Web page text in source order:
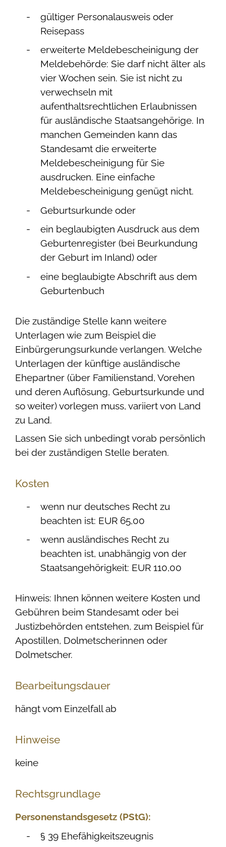
gültiger Personalausweis oder
Reisepass
erweiterte Meldebescheinigung der
Meldebehörde: Sie darf nicht älter als
vier Wochen sein. Sie ist nicht zu
verwechseln mit
aufenthaltsrechtlichen Erlaubnissen
für ausländische Staatsangehörige. In
manchen Gemeinden kann das
Standesamt die erweiterte
Meldebescheinigung für Sie
ausdrucken. Eine einfache
Meldebescheinigung genügt nicht.
Geburtsurkunde oder
ein beglaubigten Ausdruck aus dem
Geburtenregister (bei Beurkundung
der Geburt im Inland) oder
eine beglaubigte Abschrift aus dem
Geburtenbuch
Die zuständige Stelle kann weitere
Unterlagen wie zum Beispiel die
Einbürgerungsurkunde verlangen. Welche
Unterlagen der künftige ausländische
Ehepartner (über Familienstand, Vorehen
und deren Auflösung, Geburtsurkunde und
so weiter) vorlegen muss, variiert von Land
zu Land.
Lassen Sie sich unbedingt vorab persönlich
bei der zuständigen Stelle beraten.
Kosten
wenn nur deutsches Recht zu
beachten ist: EUR 65,00
wenn ausländisches Recht zu
beachten ist, unabhängig von der
Staatsangehörigkeit: EUR 110,00
Hinweis: Ihnen können weitere Kosten und
Gebühren beim Standesamt oder bei
Justizbehörden entstehen, zum Beispiel für
Apostillen, Dolmetscherinnen oder
Dolmetscher.
Bearbeitungsdauer
hängt vom Einzelfall ab
Hinweise
keine
Rechtsgrundlage
Personenstandsgesetz (PStG):
§ 39 Ehefähigkeitszeugnis